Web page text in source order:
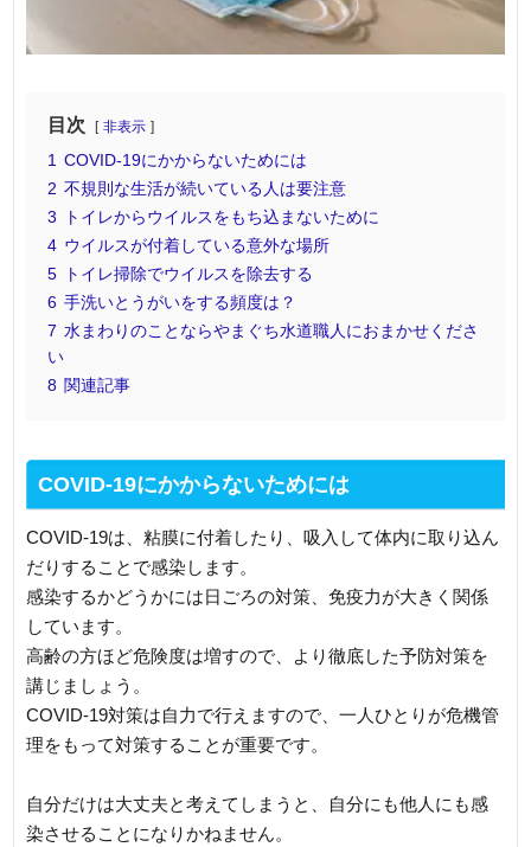
目次 非表示
1 COVID-19にかからないためには
2 不規則な生活が続いている人は要注意
3
トイレからウイルスをもち込まないために
4 ウイルスが付着している意外な場所
5
トイレ掃除でウイルスを除去する
6 手洗いとうがいをする頻度は？
7 水まわりのことならやまぐち水道職人におまかせくださ
い
8 関連記事
COVID-19にかからないためには
COVID-19は、粘膜に付着したり、吸入して体内に取り込ん
だりすることで感染します。
感染するかどうかには日ごろの対策、免疫力が大きく関係
しています。
高齢の方ほど危険度は増すので、より徹底した予防対策を
講じましょう。
COVID-19対策は自力で行えますので、一人ひとりが危機管
理をもって対策することが重要です。
自分だけは大丈夫と考えてしまうと、自分にも他人にも感
染させることになりかねません。